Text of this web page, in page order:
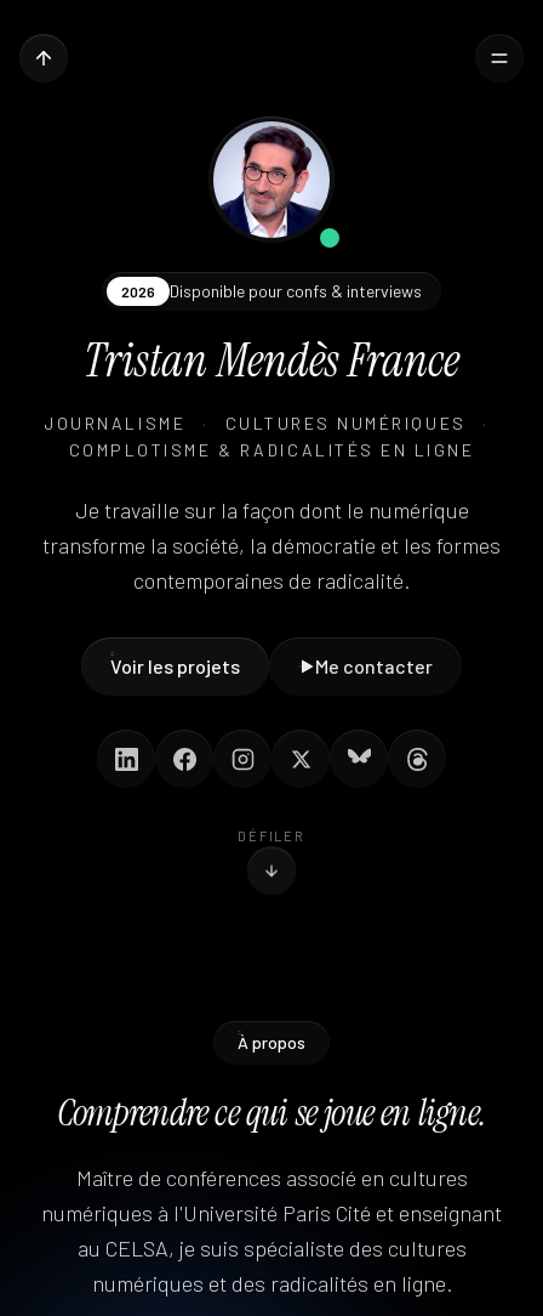
2026 Disponible pour confs & interviews
TristanMendèsFrance
JOURNALISME · CULTURES NUMÉRIQUES
·
COMPLOTISME & RADICALITÉS EN LIGNE
Je travaille sur la façon dont le numérique
transforme la société, la démocratie et les formes
contemporaines de radicalité.
Voir les projets Me contacter
DÉFILER
À propos
Comprendrecequisejoueenligne.
Maître de conférences associé en cultures
numériques à l'Université Paris Cité et enseignant
au CELSA, je suis spécialiste des cultures
numériques et des radicalités en ligne.